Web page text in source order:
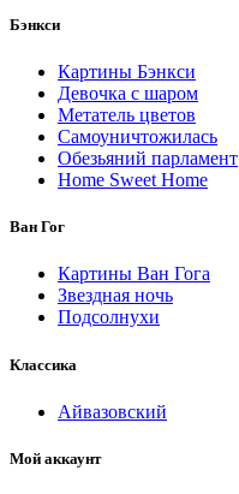
Бэнкси
Картины Бэнкси
Девочка с шаром
Метатель цветов
Самоуничтожилась
Обезьяний парламент
Home Sweet Home
Ван Гог
Картины Ван Гога
Звездная ночь
Подсолнухи
Классика
Айвазовский
Мой аккаунт